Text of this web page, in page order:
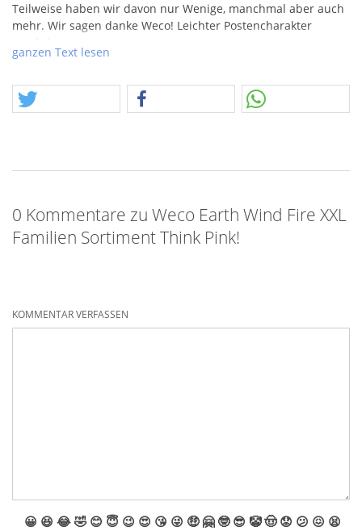
Teilweise haben wir davon nur Wenige, manchmal aber auch
mehr. Wir sagen danke Weco! Leichter Postencharakter
Den Beutel mit dem tollen Knattergewitter – Röli erkenne ich
auf 23,6 Meter Entfernung.
ganzen Text lesen
0 Kommentare zu Weco Earth Wind Fire XXL
Familien Sortiment Think Pink!
KOMMENTAR VERFASSEN
😀 😆 😂🤣 😊 😇 😉 😍 😘 😜 🤑 🤗 🤓 😎 🤡🤠 😟 😕 😖 😫